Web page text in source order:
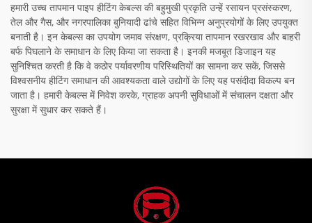
हमारी उच्च तापमान पाइप हीटिंग केबल्स की बहुमुखी प्रकृति उन्हें रसायन प्रसंस्करण,
तेल और गैस, और नगरपालिका बुनियादी ढांचे सहित विभिन्न अनुप्रयोगों के लिए उपयुक्त
बनाती है। इन केबल्स का उपयोग जमाव संरक्षण, प्रक्रिया तापमान रखरखाव और बाहरी
बर्फ पिघलाने के समाधान के लिए किया जा सकता है। इनकी मजबूत डिजाइन यह
सुनिश्चित करती है कि वे कठोर पर्यावरणीय परिस्थितियों का सामना कर सकें, जिससे
विश्वसनीय हीटिंग समाधान की आवश्यकता वाले उद्योगों के लिए यह पसंदीदा विकल्प बन
जाता है। हमारी केबल्स में निवेश करके, ग्राहक अपनी सुविधाओं में संचालन दक्षता और
सुरक्षा में सुधार कर सकते हैं।